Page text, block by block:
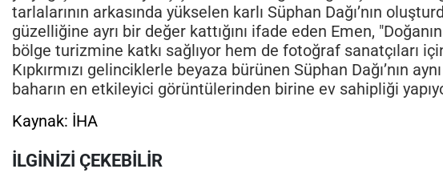
tarlalarının arkasında yükselen karlı Süphan Dağı’nın
güzelliğine ayrı bir değer kattığını ifade eden Emen,
bölge turizmine katkı sağlıyor hem de fotoğraf sanatçıları
Kıpkırmızı gelinciklerle beyaza bürünen Süphan Dağı’nın
baharın en etkileyici görüntülerinden birine ev sahipliği
Kaynak: İHA